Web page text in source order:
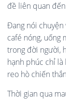
đề liên quan
Đang nói
café nóng, uống
trong đời người,
hạnh phúc chỉ
reo hò chiến
Thời gian qua